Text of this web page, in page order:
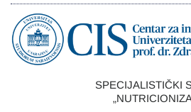
SPECIJALISTIČKI